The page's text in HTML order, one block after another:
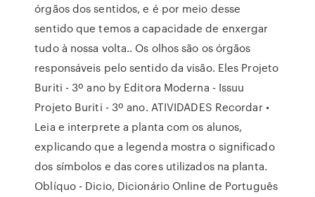
órgãos dos sentidos, e é por meio desse
sentido que temos a capacidade de enxergar
tudo à nossa volta.. Os olhos são os órgãos
responsáveis pelo sentido da visão. Eles Projeto
Buriti - 3º ano by Editora Moderna - Issuu
Projeto Buriti - 3º ano. ATIVIDADES Recordar •
Leia e interprete a planta com os alunos,
explicando que a legenda mostra o signiﬁcado
dos símbolos e das cores utilizados na planta.
Oblíquo - Dicio, Dicionário Online de Português